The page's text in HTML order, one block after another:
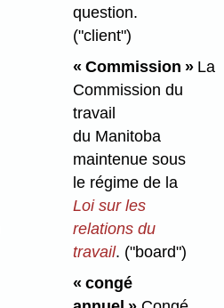
question.
("client")
« Commission »La
Commission du
travail
du Manitoba
maintenue sous
le régime de la
Loi sur les
relations du
travail. ("board")
« congé